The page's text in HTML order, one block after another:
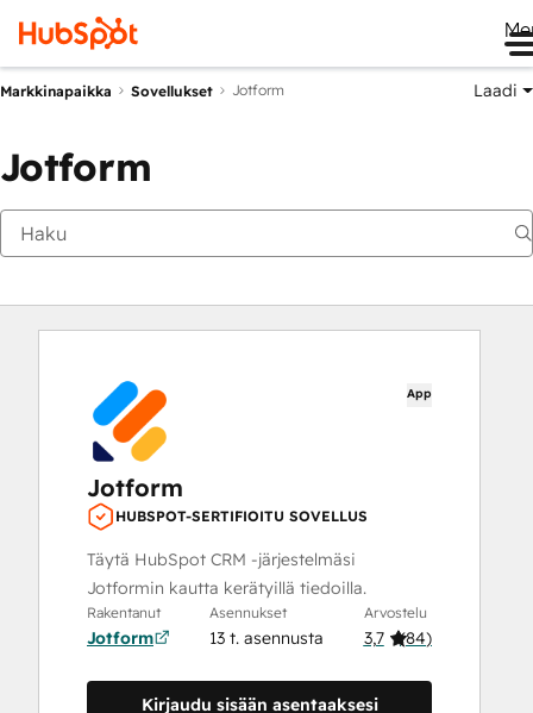
Markkinapaikka Sovellukset Jotform Laadi
Jotform
App
Jotform
HUBSPOT-SERTIFIOITU SOVELLUS
Täytä HubSpot CRM -järjestelmäsi
Jotformin kautta kerätyillä tiedoilla.
Rakentanut
Jotform
Asennukset
13 t. asennusta
Arvostelu
3,7 (84)
Kirjaudu sisään asentaaksesi